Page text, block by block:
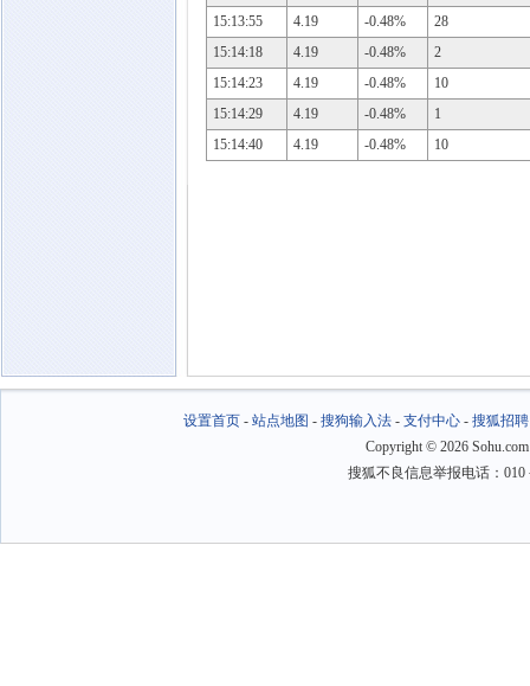
15:13:55
4.19 -0.48%
28
15:14:18
4.19 -0.48%
2
15:14:23
4.19 -0.48%
10
15:14:29
4.19 -0.48%
1
15:14:40
4.19 -0.48% 10
设置首页- 站点地图 - 搜狗输入法- 支付中心- 搜狐招聘
Copyright © 2026
搜狐不良信息举报电话：010